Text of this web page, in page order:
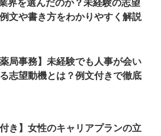
界を選んだのか？未経験の志望
文や書き方をわかりやすく解説
薬局事務】未経験でも人事が会い
志望動機とは？例文付きで徹底
付き】女性のキャリアプランの立